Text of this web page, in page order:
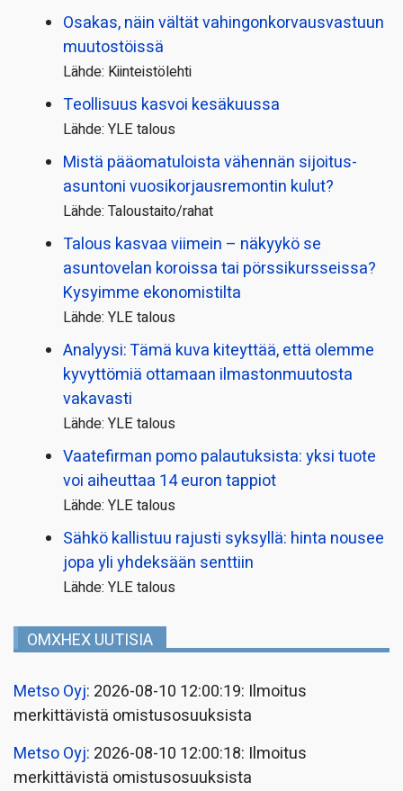
Osakas, näin vältät vahingonkorvausvastuun
muutostöissä
Lähde: Kiinteistölehti
Teollisuus kasvoi kesäkuussa
Lähde: YLE talous
Mistä pääoma­tuloista vähennän sijoitus­
asuntoni vuosikorjaus­remontin kulut?
Lähde: Taloustaito/rahat
Talous kasvaa viimein – näkyykö se
asuntovelan koroissa tai pörssi­kursseissa?
Kysyimme ekonomistilta
Lähde: YLE talous
Analyysi: Tämä kuva kiteyttää, että olemme
kyvyttömiä ottamaan ilmaston­muutosta
vakavasti
Lähde: YLE talous
Vaatefirman pomo palautuksista: yksi tuote
voi aiheuttaa 14 euron tappiot
Lähde: YLE talous
Sähkö kallistuu rajusti syksyllä: hinta nousee
jopa yli yhdeksään senttiin
Lähde: YLE talous
OMXHEX UUTISIA
Metso Oyj: 2026-08-10 12:00:19: Ilmoitus
merkittävistä omistusosuuksista
Metso Oyj: 2026-08-10 12:00:18: Ilmoitus
merkittävistä omistusosuuksista